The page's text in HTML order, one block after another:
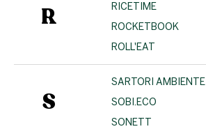
R
RICETIME
ROCKETBOOK
ROLL'EAT
S
SARTORI AMBIENTE
SOBI.ECO
SONETT